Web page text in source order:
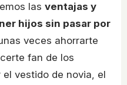
las ventajas y
hijos sin pasar por
veces ahorrarte
fan de los
vestido de novia, el